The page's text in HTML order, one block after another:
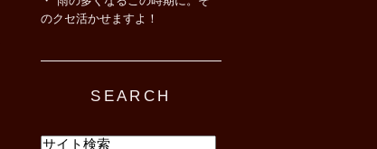
のクセ活かせますよ！
SEARCH